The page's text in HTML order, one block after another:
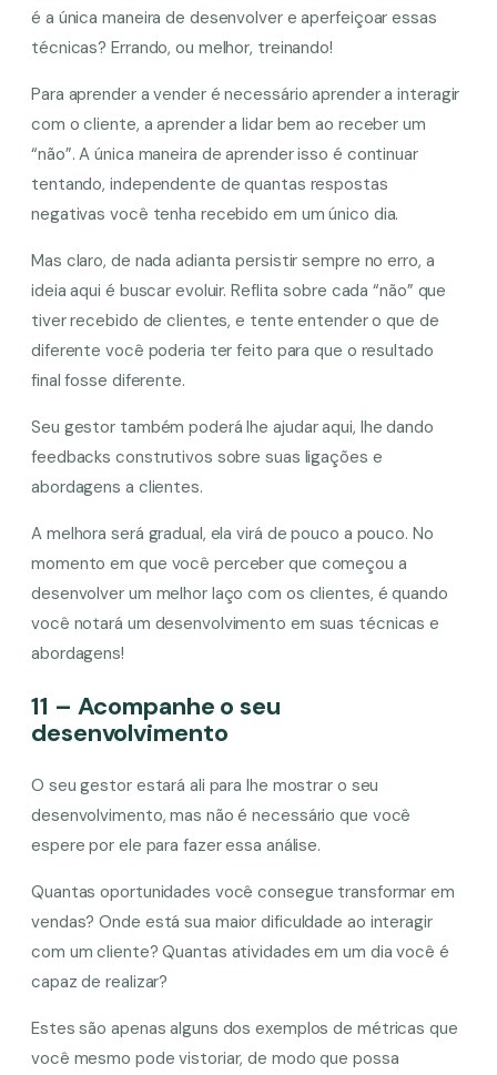
é a única maneira de desenvolver e aperfeiçoar essas
técnicas? Errando, ou melhor, treinando!
Para aprender a vender é necessário aprender a interagir
com o cliente, a aprender a lidar bem ao receber um
“não”. A única maneira de aprender isso é continuar
tentando, independente de quantas respostas
negativas você tenha recebido em um único dia.
Mas claro, de nada adianta persistir sempre no erro, a
ideia aqui é buscar evoluir. Reflita sobre cada “não” que
tiver recebido de clientes, e tente entender o que de
diferente você poderia ter feito para que o resultado
final fosse diferente.
Seu gestor também poderá lhe ajudar aqui, lhe dando
feedbacks construtivos sobre suas ligações e
abordagens a clientes.
A melhora será gradual, ela virá de pouco a pouco. No
momento em que você perceber que começou a
desenvolver um melhor laço com os clientes, é quando
você notará um desenvolvimento em suas técnicas e
abordagens!
11 – Acompanhe o seu
desenvolvimento
O seu gestor estará ali para lhe mostrar o seu
desenvolvimento, mas não é necessário que você
espere por ele para fazer essa análise.
Quantas oportunidades você consegue transformar em
vendas? Onde está sua maior dificuldade ao interagir
com um cliente? Quantas atividades em um dia você é
capaz de realizar?
Estes são apenas alguns dos exemplos de métricas que
você mesmo pode vistoriar, de modo que possa